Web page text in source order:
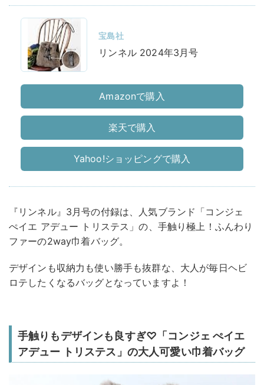
宝島社
リンネル 2024年3月号
Amazonで購入
楽天で購入
Yahoo!ショッピングで購入
『リンネル』3月号の付録は、人気ブランド「コンジェ
ぺイエ アデュー トリステス」の、手触り極上！ふんわり
ファーの2way巾着バッグ。
デザインも収納力も使い勝手も抜群な、大人が毎日ヘビ
ロテしたくなるバッグとなっていますよ！
手触りもデザインも良すぎ♡「コンジェ ぺイエ
アデュー トリステス」の大人可愛い巾着バッグ